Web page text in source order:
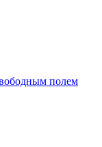
полем